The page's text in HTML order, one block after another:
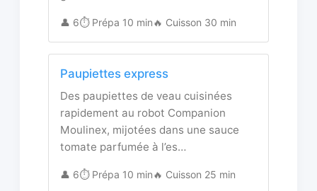
👤 6⏱️ Prépa 10 min🔥 Cuisson 30 min
Paupiettes express
Des paupiettes de veau cuisinées
rapidement au robot Companion
Moulinex, mijotées dans une sauce
tomate parfumée à l’es…
👤 6⏱️ Prépa 10 min🔥 Cuisson 25 min